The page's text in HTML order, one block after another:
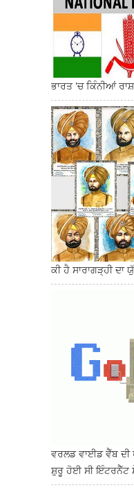
ਭਾਰਤ 'ਚ ਕਿੰਨੀਆਂ
ਕੀ ਹੈ ਸਾਰਾਗੜ੍ਹੀ ਦਾ
ਵਰਲਡ ਵਾਈਡ ਵੈੱਬ ਦੀ
ਸ਼ੁਰੂ ਹੋਈ ਸੀ ਇੰਟਰਨੈੱਟ